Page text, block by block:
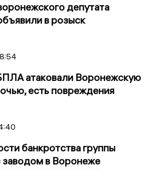
депутата
в розыск
атаковали Воронежскую
есть повреждения
банкротства группы
заводом в Воронеже